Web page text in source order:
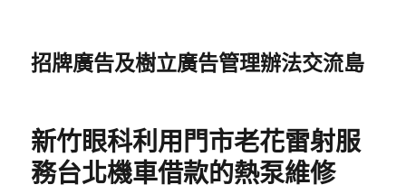
招牌廣告及樹立廣告管理辦法交流島
新竹眼科利用門市老花雷射服
務台北機車借款的熱泵維修